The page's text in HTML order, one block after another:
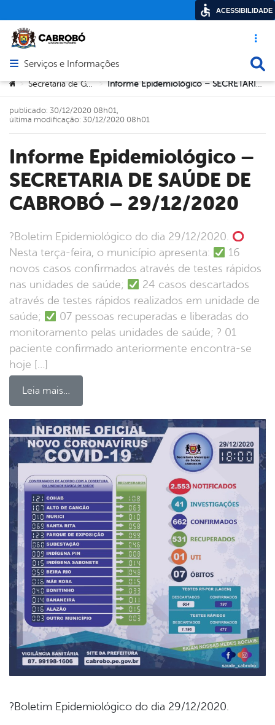
Acesso
Abrir menu principal de navegação
Serviços e Informações
Você está aqui:
> Secretaria de Governo > Informe Epidemiológico – SECRETARIA DE SAÚDE DE CABROBÓ – 29/12/2020
Informe Epidemiológico –
SECRETARIA DE SAÚDE DE
CABROBÓ – 29/12/2020
?Boletim Epidemiológico do dia 29/12/2020.
Nesta terça-feira, o município apresenta:
16
novos casos confirmados através de testes rápidos
nas unidades de saúde;
24 casos descartados
através de testes rápidos realizados em unidade de
saúde;
07 pessoas recuperadas e liberadas do
monitoramento pelas unidades de saúde; ? 01
paciente confirmado anteriormente encontra-se
hoje […]
Leia mais…
publicado: 30/12/2020 08h01,
última modificação: 30/12/2020 08h01
?Boletim Epidemiológico do dia 29/12/2020.
ACESSIBILIDADE